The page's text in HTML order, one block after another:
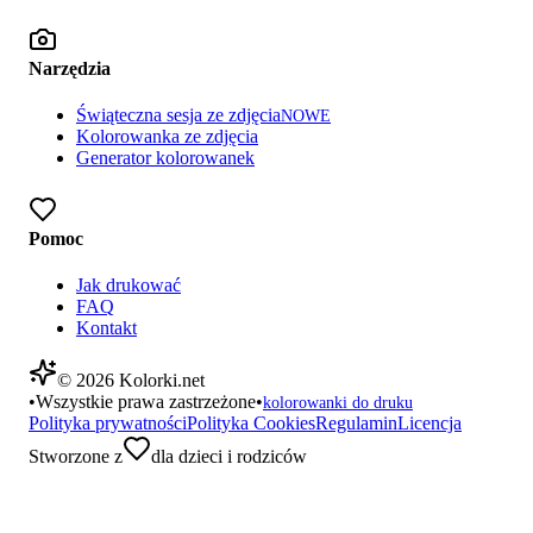
Narzędzia
Świąteczna sesja ze zdjęciaNOWE
Kolorowanka ze zdjęcia
Generator kolorowanek
Pomoc
Jak drukować
FAQ
Kontakt
© 2026 Kolorki.net
•Wszystkie prawa zastrzeżone•kolorowanki do druku
Polityka prywatnościPolityka CookiesRegulaminLicencja
Stworzone z
dla dzieci i rodziców